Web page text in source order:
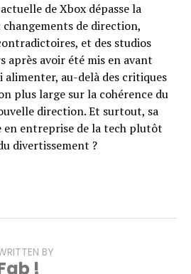
de Xbox dépasse la
de direction,
et des studios
après avoir été mis en avant
alimenter, au-delà des critiques
plus large sur la cohérence du
direction. Et surtout, sa
entreprise de la tech plutôt
divertissement ?
BY
!